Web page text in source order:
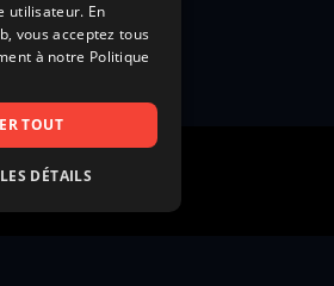
utilisateur. En
vous acceptez tous
à notre Politique
TOUT
DÉTAILS